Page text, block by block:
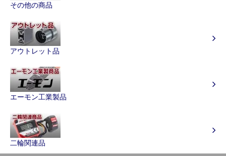
その他の商品
アウトレット品
エーモン工業製品
二輪関連品